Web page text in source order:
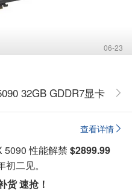
06-23
32GB GDDR7显卡
查看详情
5090 性能解禁 $2899.99
初二见。
货 速抢！